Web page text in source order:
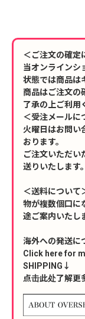
＜ご注文の確定
当オンラインシ
状態では商品は
商品はご注文の
了承の上ご利用
＜受注メールに
火曜日はお問い
おります。
ご注文いただい
送りいたします。
＜送料について
物が複数個口に
途ご案内いたし
海外への発送に
Click here for
SHIPPING↓
点击此处了解更